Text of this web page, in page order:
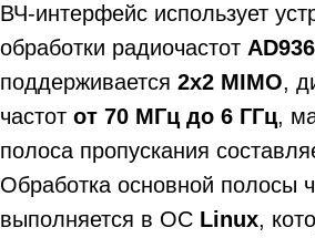
ВЧ-интерфейс использует
обработки радиочастот
поддерживается 2x2 MIMO,
частот от 70 МГц до 6 ГГц,
полоса пропускания
Обработка основной полосы
выполняется в ОС Linux,